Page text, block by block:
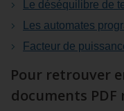
Le déséquilibre de
Les automates
Facteur de
Pour retrouver
documents